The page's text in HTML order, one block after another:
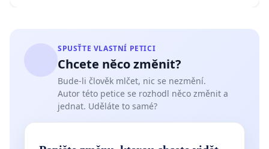
SPUSŤTE VLASTNÍ PETICI
Chcete něco změnit?
Bude-li člověk mlčet, nic se nezmění.
Autor této petice se rozhodl něco změnit a
jednat. Uděláte to samé?